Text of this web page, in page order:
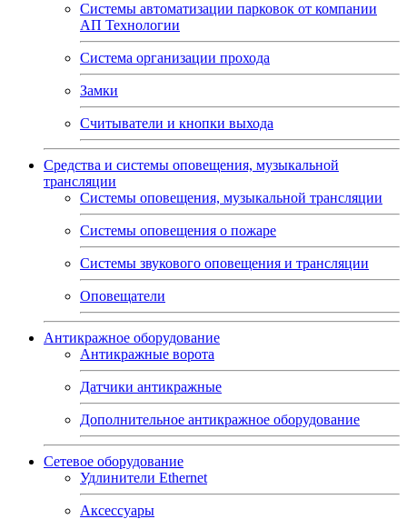
Системы автоматизации парковок от компании
АП Технологии
Система организации прохода
Замки
Считыватели и кнопки выхода
Средства и системы оповещения, музыкальной
трансляции
Системы оповещения, музыкальной трансляции
Системы оповещения о пожаре
Системы звукового оповещения и трансляции
Оповещатели
Антикражное оборудование
Антикражные ворота
Датчики антикражные
Дополнительное антикражное оборудование
Сетевое оборудование
Удлинители Ethernet
Аксессуары